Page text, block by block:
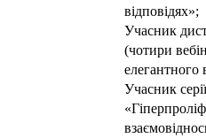
відповідях»;
Учасник
(чотири
елегантного
Учасник